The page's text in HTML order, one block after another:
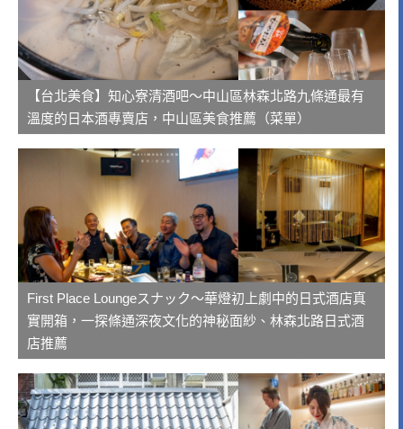
【台北美食】知心寮清酒吧～中山區林森北路九條通最有
溫度的日本酒專賣店，中山區美食推薦（菜單）
First Place Loungeスナック～華燈初上劇中的日式酒店真
實開箱，一探條通深夜文化的神秘面紗、林森北路日式酒
店推薦